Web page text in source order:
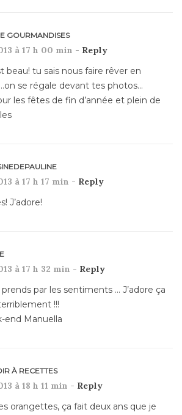
GOURMANDISES
à 17 h 00 min - Reply
beau! tu sais nous faire rêver en
se régale devant tes photos…
les fêtes de fin d’année et plein de
à 17 h 17 min - Reply
J’adore!
à 17 h 32 min - Reply
par les sentiments … J’adore ça
!!!
end Manuella
À RECETTES
à 18 h 11 min - Reply
orangettes, ça fait deux ans que je